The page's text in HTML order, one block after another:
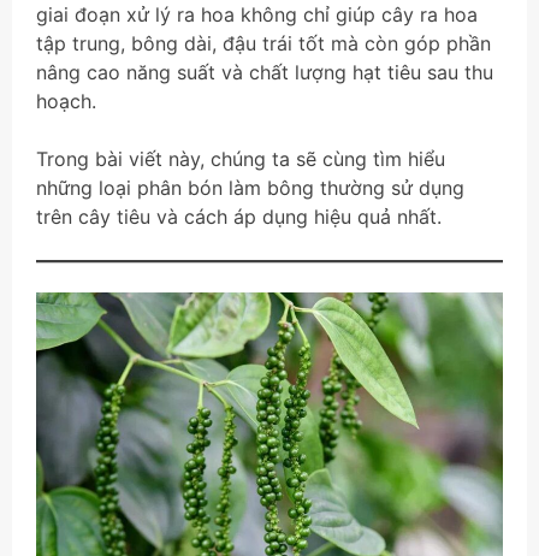
giai đoạn xử lý ra hoa không chỉ giúp cây ra hoa
tập trung, bông dài, đậu trái tốt mà còn góp phần
nâng cao năng suất và chất lượng hạt tiêu sau thu
hoạch.
Trong bài viết này, chúng ta sẽ cùng tìm hiểu
những loại phân bón làm bông thường sử dụng
trên cây tiêu và cách áp dụng hiệu quả nhất.